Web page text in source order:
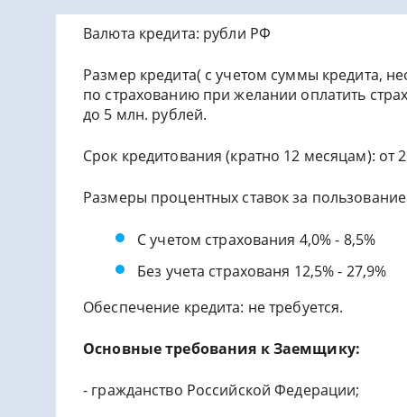
Валюта кредита: рубли РФ
Размер кредита( с учетом суммы кредита,
по страхованию при желании оплатить
до 5 млн. рублей.
Срок кредитования (кратно 12 месяцам): от
Размеры процентных ставок за
С учетом страхования 4,0% - 8,5%
Без учета страхованя 12,5% - 27,9%
Обеспечение кредита: не требуется.
Основные требования к Заемщику:
- гражданство Российской Федерации;